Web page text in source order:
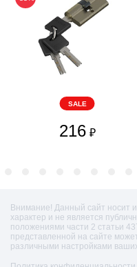
SALE
216 ₽
Внимание! Данный сайт носит
характер и не является
положениями части 2 статьи
представленной на сайте
различными настройками